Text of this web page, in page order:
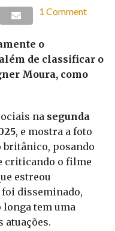
1 Comment
o
de classificar o
Moura, como
na segunda
, e mostra a foto
britânico, posando
criticando o filme
estreou
foi disseminado,
longa tem uma
atuações.